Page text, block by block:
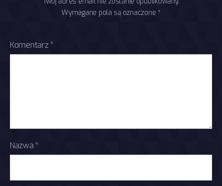
Wymagane pola są oznaczone *
Komentarz*
Nazwa *